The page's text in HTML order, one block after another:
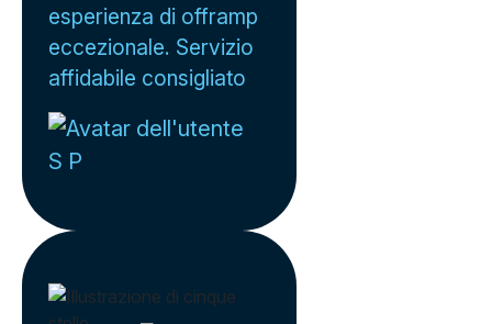
esperienza di offramp
eccezionale. Servizio
affidabile consigliato
S P